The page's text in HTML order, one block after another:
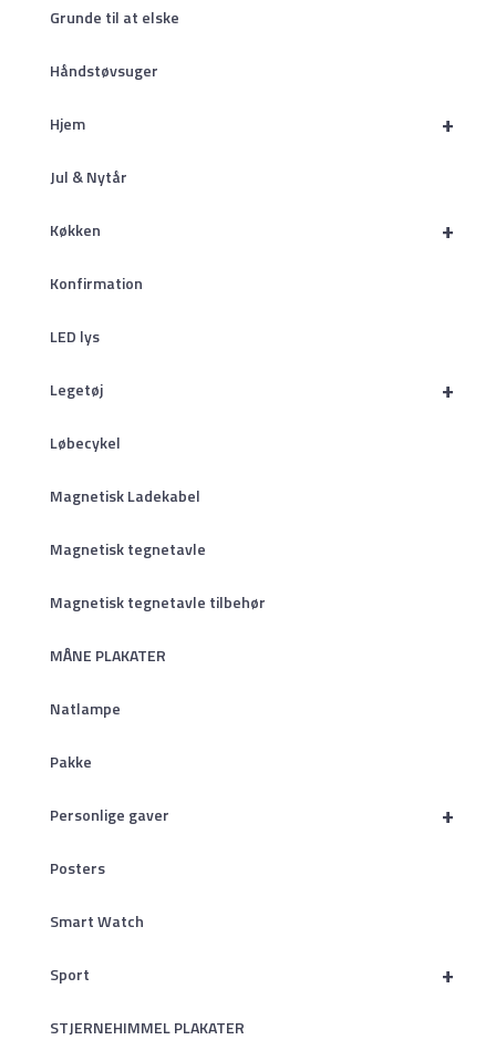
Grunde til at elske
Håndstøvsuger
+
Hjem
Jul & Nytår
+
Køkken
Konfirmation
LED lys
+
Legetøj
Løbecykel
Magnetisk Ladekabel
Magnetisk tegnetavle
Magnetisk tegnetavle tilbehør
MÅNE PLAKATER
Natlampe
Pakke
+
Personlige gaver
Posters
Smart Watch
+
Sport
STJERNEHIMMEL PLAKATER